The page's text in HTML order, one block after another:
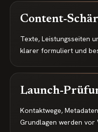
Content-
Texte, Leistungsseiten
klarer formuliert und
Launch-
Kontaktwege,
Grundlagen werden